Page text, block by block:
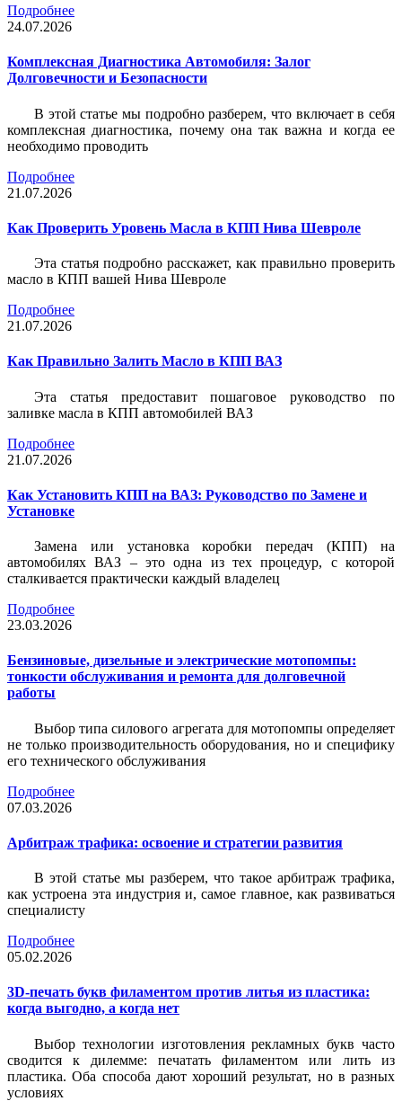
Подробнее
24.07.2026
Комплексная Диагностика Автомобиля: Залог
Долговечности и Безопасности
В этой статье мы подробно разберем, что включает в себя
комплексная диагностика, почему она так важна и когда ее
необходимо проводить
Подробнее
21.07.2026
Как Проверить Уровень Масла в КПП Нива Шевроле
Эта статья подробно расскажет, как правильно проверить
масло в КПП вашей Нива Шевроле
Подробнее
21.07.2026
Как Правильно Залить Масло в КПП ВАЗ
Эта статья предоставит пошаговое руководство по
заливке масла в КПП автомобилей ВАЗ
Подробнее
21.07.2026
Как Установить КПП на ВАЗ: Руководство по Замене и
Установке
Замена или установка коробки передач (КПП) на
автомобилях ВАЗ – это одна из тех процедур, с которой
сталкивается практически каждый владелец
Подробнее
23.03.2026
Бензиновые, дизельные и электрические мотопомпы:
тонкости обслуживания и ремонта для долговечной
работы
Выбор типа силового агрегата для мотопомпы определяет
не только производительность оборудования, но и специфику
его технического обслуживания
Подробнее
07.03.2026
Арбитраж трафика: освоение и стратегии развития
В этой статье мы разберем, что такое арбитраж трафика,
как устроена эта индустрия и, самое главное, как развиваться
специалисту
Подробнее
05.02.2026
3D-печать букв филаментом против литья из пластика:
когда выгодно, а когда нет
Выбор технологии изготовления рекламных букв часто
сводится к дилемме: печатать филаментом или лить из
пластика. Оба способа дают хороший результат, но в разных
условиях